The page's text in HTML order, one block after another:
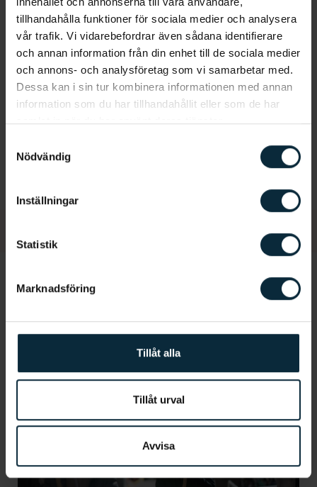
tillhandahålla funktioner för sociala medier och analysera
vår trafik. Vi vidarebefordrar även sådana identifierare
och annan information från din enhet till de sociala medier
och annons- och analysföretag som vi samarbetar med.
Dessa kan i sin tur kombinera informationen med annan
information som du har tillhandahållit eller som de har
samlat in när du har använt deras tjänster.
Nödvändig
Inställningar
Statistik
Marknadsföring
Tillåt alla
Tillåt urval
Avvisa
Akut tandvård Tandvärk
Ilningar Boka tid